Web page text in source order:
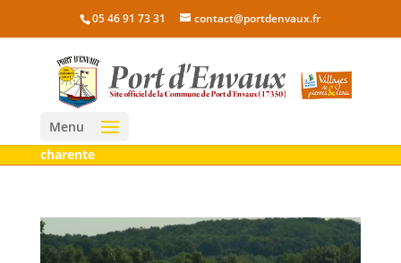
05 46 91 73 31 contact@portdenvaux.fr
Menu
charente